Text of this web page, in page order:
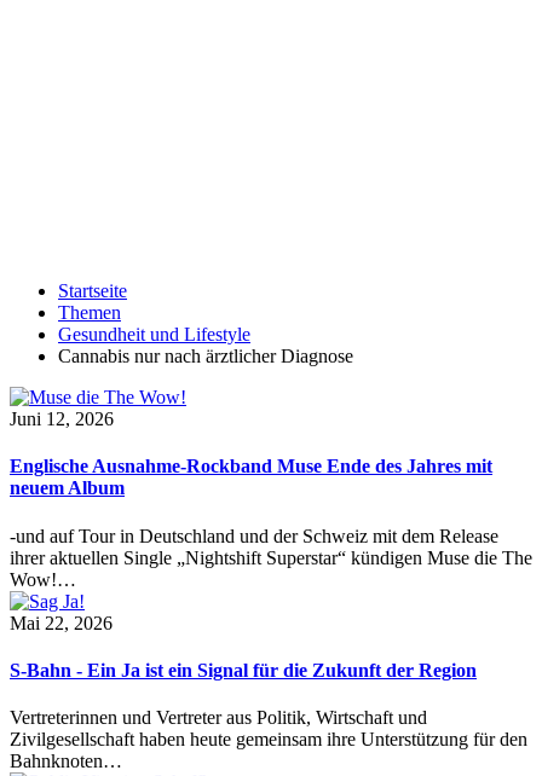
Startseite
Themen
Gesundheit und Lifestyle
Cannabis nur nach ärztlicher Diagnose
Juni 12, 2026
Englische Ausnahme-Rockband Muse Ende des Jahres mit
neuem Album
-und auf Tour in Deutschland und der Schweiz mit dem Release
ihrer aktuellen Single „Nightshift Superstar“ kündigen Muse die The
Wow!…
Mai 22, 2026
S-Bahn - Ein Ja ist ein Signal für die Zukunft der Region
Vertreterinnen und Vertreter aus Politik, Wirtschaft und
Zivilgesellschaft haben heute gemeinsam ihre Unterstützung für den
Bahnknoten…